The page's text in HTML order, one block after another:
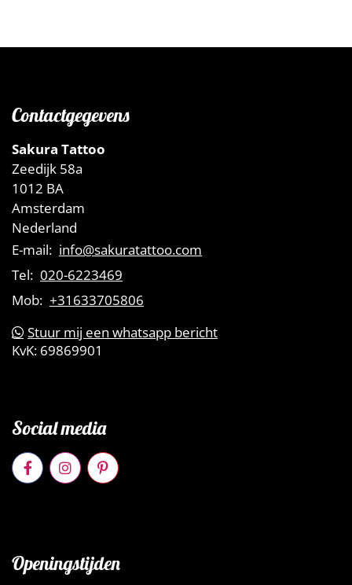
Sabrina
Contactgegevens
Sakura Tattoo
Zeedijk 58a
1012 BA
Amsterdam
Nederland
E-mail: info@sakuratattoo.com
Tel: 020-6223469
Mob: +31633705806
Stuur mij een whatsapp bericht
KvK: 69869901
Social media
Openingstijden